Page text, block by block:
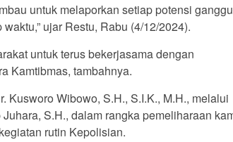
untuk melaporkan setiap potensi
ujar Restu, Rabu (4/12/2024).
untuk terus bekerjasama dengan
Kamtibmas, tambahnya.
Kusworo Wibowo, S.H., S.I.K., M.H., melalui
S.H., dalam rangka pemeliharaan
rutin Kepolisian.